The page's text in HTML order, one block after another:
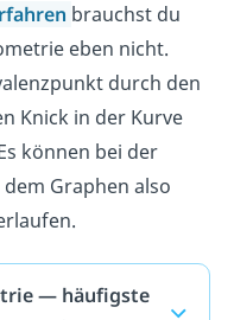
brauchst du
eben nicht.
durch den
Knick in der Kurve
können bei der
Graphen also
— häufigste